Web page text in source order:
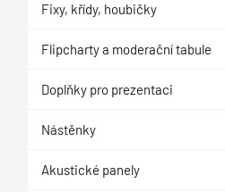
Fixy, křídy, houbičky
Flipcharty a moderační tabule
Doplňky pro prezentaci
Nástěnky
Akustické panely